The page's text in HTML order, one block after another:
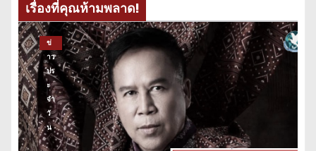
เรื่องที่คุณห้ามพลาด!
ข่
าว
ปร
ะ
จำ
วั
น